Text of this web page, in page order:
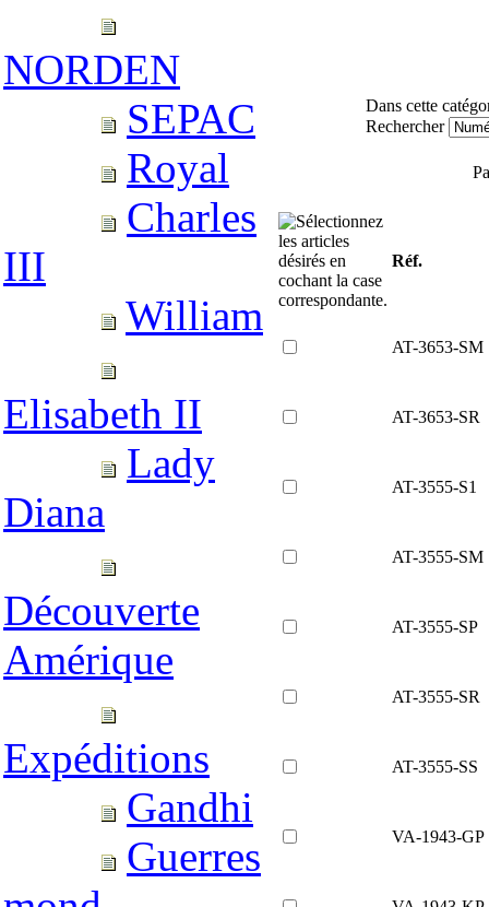
NORDEN
SEPAC
Royal
Charles
III
William
Elisabeth II
Lady
Diana
Découverte
Amérique
Expéditions
Gandhi
Guerres
Dans cette
Rechercher
Réf.
AT-3653-SM
AT-3653-SR
AT-3555-S1
AT-3555-SM
AT-3555-SP
AT-3555-SR
AT-3555-SS
VA-1943-GP